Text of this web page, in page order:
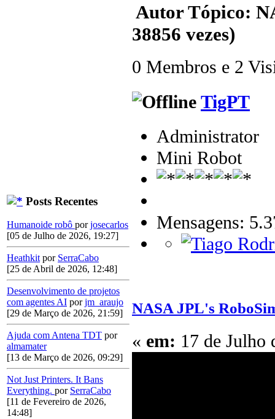
Posts Recentes
Humanoide robô porjosecarlos
[05 de Julho de 2026, 19:27]
Heathkit por SerraCabo
[25 de Abril de 2026, 12:48]
Desenvolvimento de projetos
com agentes AI porjm_araujo
[29 de Março de 2026, 21:59]
Ajuda com Antena TDT por
almamater
[13 de Março de 2026, 09:29]
Not Just Printers. It Bans
Everything. por SerraCabo
[11 de Fevereiro de 2026,
14:48]
AutorTópico:
38856 vezes)
0 Membros e 2
TigPT
Administrator
Mini Robot
Mensagens:
NASA JPL's
« em: 17 de Julho